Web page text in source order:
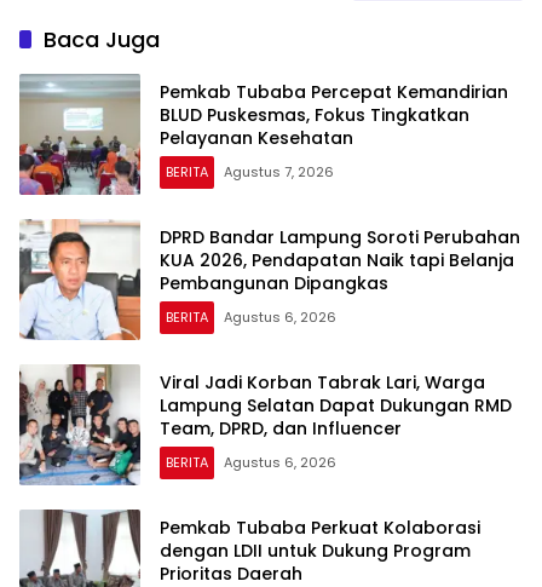
Baca Juga
Pemkab Tubaba Percepat Kemandirian
BLUD Puskesmas, Fokus Tingkatkan
Pelayanan Kesehatan
BERITA Agustus 7, 2026
DPRD Bandar Lampung Soroti Perubahan
KUA 2026, Pendapatan Naik tapi Belanja
Pembangunan Dipangkas
BERITA Agustus 6, 2026
Viral Jadi Korban Tabrak Lari, Warga
Lampung Selatan Dapat Dukungan RMD
Team, DPRD, dan Influencer
BERITA Agustus 6, 2026
Pemkab Tubaba Perkuat Kolaborasi
dengan LDII untuk Dukung Program
Prioritas Daerah